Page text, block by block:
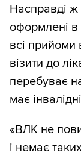
Насправді ж
оформлені в
всі прийоми
візити до
перебуває
має
«ВЛК не
і немає